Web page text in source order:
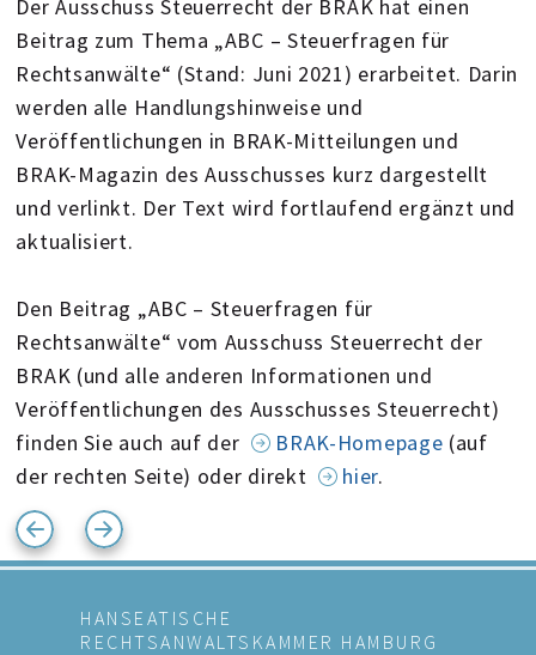
Der Ausschuss Steuerrecht der BRAK hat einen
Beitrag zum Thema „ABC – Steuerfragen für
Rechtsanwälte“ (Stand: Juni 2021) erarbeitet. Darin
werden alle Handlungshinweise und
Veröffentlichungen in BRAK-Mitteilungen und
BRAK-Magazin des Ausschusses kurz dargestellt
und verlinkt. Der Text wird fortlaufend ergänzt und
aktualisiert.
Den Beitrag „ABC – Steuerfragen für
Rechtsanwälte“ vom Ausschuss Steuerrecht der
BRAK (und alle anderen Informationen und
Veröffentlichungen des Ausschusses Steuerrecht)
finden Sie auch auf der
BRAK-Homepage (auf
der rechten Seite) oder direkt
hier.
HANSEATISCHE
RECHTSANWALTSKAMMER HAMBURG